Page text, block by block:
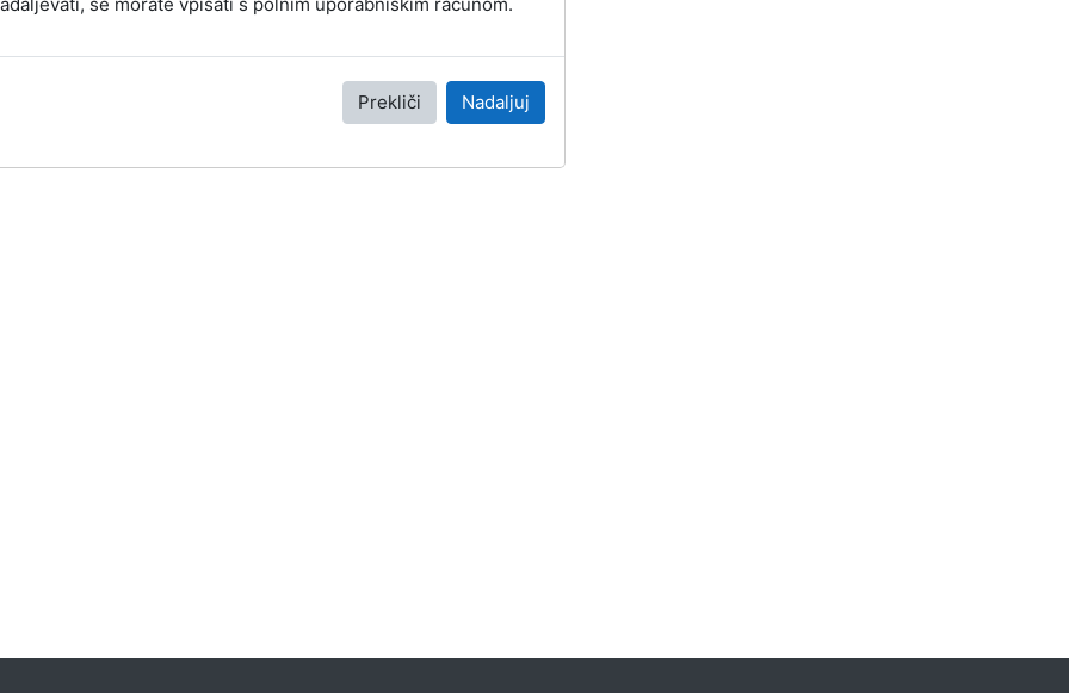
Prekliči Nadaljuj